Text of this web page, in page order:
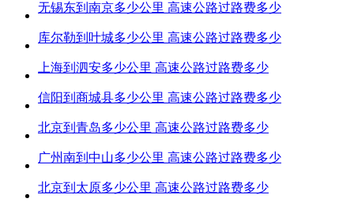
无锡东到南京多少公里 高速公路过路费多少
库尔勒到叶城多少公里 高速公路过路费多少
上海到泗安多少公里 高速公路过路费多少
信阳到商城县多少公里 高速公路过路费多少
北京到青岛多少公里 高速公路过路费多少
广州南到中山多少公里 高速公路过路费多少
北京到太原多少公里 高速公路过路费多少